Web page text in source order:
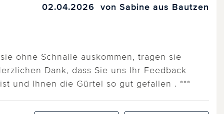
02.04.2026 von Sabine aus Bautzen
ohne Schnalle auskommen, tragen sie
Dank, dass Sie uns Ihr Feedback
und Ihnen die Gürtel so gut gefallen . ***